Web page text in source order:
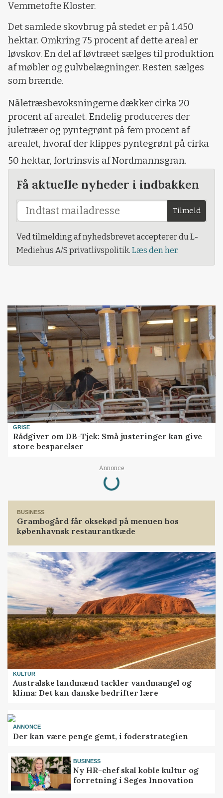
Vemmetofte Kloster.
Det samlede skovbrug på stedet er på 1.450
hektar. Omkring 75 procent af dette areal er
løvskov. En del af løvtræet sælges til produktion
af møbler og gulvbelægninger. Resten sælges
som brænde.
Nåletræsbevoksningerne dækker cirka 20
procent af arealet. Endelig produceres der
juletræer og pyntegrønt på fem procent af
arealet, hvoraf der klippes pyntegrønt på cirka
50 hektar, fortrinsvis af Nordmannsgran.
Få aktuelle nyheder i indbakken
Tilmeld
Ved tilmelding af nyhedsbrevet accepterer du L-
Mediehus A/S privatlivspolitik. Læs den her.
GRISE
Rådgiver om DB-Tjek: Små justeringer kan give
store besparelser
Annonce
Loading...
BUSINESS
Grambogård får oksekød på menuen hos
københavnsk restaurantkæde
KULTUR
Australske landmænd tackler vandmangel og
klima: Det kan danske bedrifter lære
ANNONCE
Der kan være penge gemt, i foderstrategien
BUSINESS
Ny HR-chef skal koble kultur og
forretning i Seges Innovation